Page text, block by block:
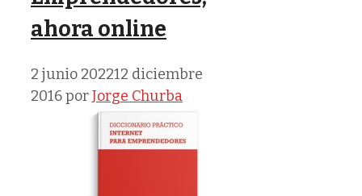
ahora online
2 junio 202212 diciembre
2016porJorge Churba